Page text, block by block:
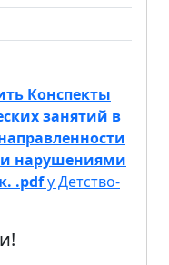
Конспекты
занятий в
нарушениями
.pdfу Детство-